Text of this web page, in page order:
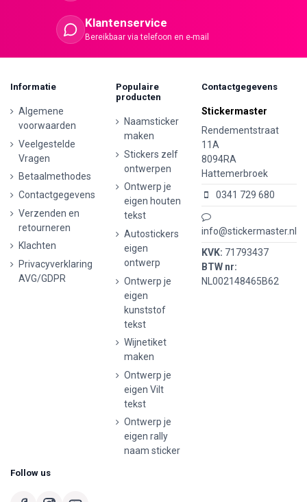
Klantenservice
Bereikbaar via telefoon en e-mail
Informatie
Algemene
voorwaarden
Veelgestelde
Vragen
Betaalmethodes
Contactgegevens
Verzenden en
retourneren
Klachten
Privacyverklaring
AVG/GDPR
Populaire
producten
Naamsticker
maken
Stickers zelf
ontwerpen
Ontwerp je
eigen houten
tekst
Autostickers
eigen
ontwerp
Ontwerp je
eigen
kunststof
tekst
Wijnetiket
maken
Ontwerp je
eigen Vilt
tekst
Ontwerp je
eigen rally
naam sticker
Contactgegevens
Stickermaster
Rendementstraat
11A
8094RA
Hattemerbroek
0341 729 680
info@stickermaster.nl
KVK: 71793437
BTW nr:
NL002148465B62
Follow us